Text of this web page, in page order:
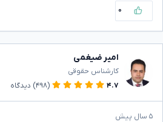
۰
امیر ضیغمی
کارشناس حقوقی
۴.۷
(۴۹۸) دیدگاه
۵ سال پیش